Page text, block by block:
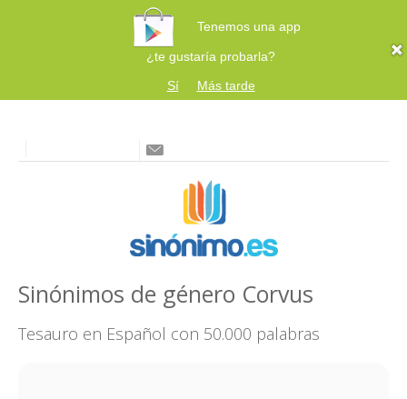
Tenemos una app
¿te gustaría probarla?
Sí
Más tarde
Sinónimos de género Corvus
Tesauro en Español con 50.000 palabras